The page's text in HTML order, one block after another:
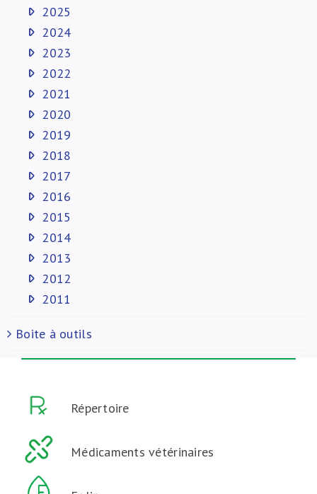
2025
2024
2023
2022
2021
2020
2019
2018
2017
2016
2015
2014
2013
2012
2011
Boite à outils
Répertoire
Médicaments vétérinaires